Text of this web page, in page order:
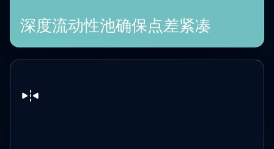
深度流动性池确保点差紧凑